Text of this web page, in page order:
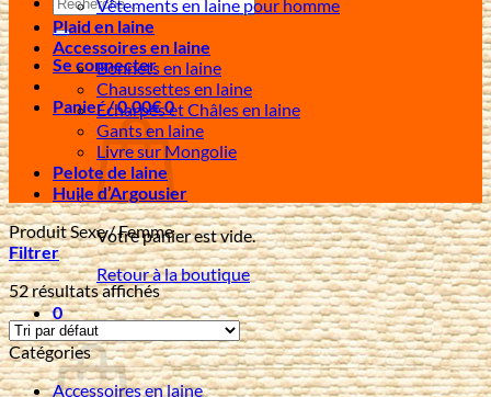
pour :
Se connecter
Panier /0,00€0
Votre panier est vide.
Retour à la boutique
0
Panier
Vêtements en laine pour homme
Plaid en laine
Accessoires en laine
Bonnets en laine
Chaussettes en laine
Écharpes et Châles en laine
Gants en laine
Livre sur Mongolie
Pelote de laine
Huile d’Argousier
Produit Sexe/Femme
Filtrer
52 résultats affichés
Catégories
Accessoires en laine